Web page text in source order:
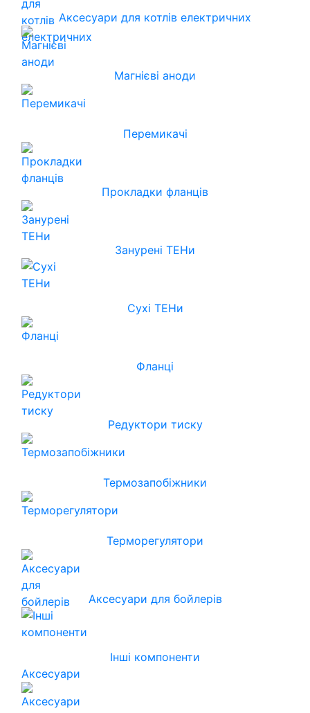
Аксесуари для котлів електричних
Магнієві аноди
Перемикачі
Прокладки фланців
Занурені ТЕНи
Сухі ТЕНи
Фланці
Редуктори тиску
Термозапобіжники
Терморегулятори
Аксесуари для бойлерів
Інші компоненти
Аксесуари